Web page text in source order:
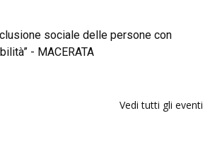
sociale delle persone con
- MACERATA
Vedi tutti gli eventi